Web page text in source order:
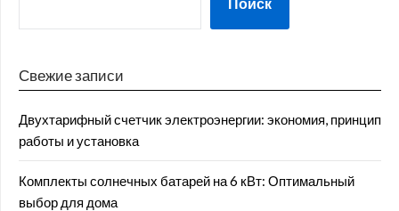
Свежие записи
Двухтарифный счетчик электроэнергии: экономия, принцип
работы и установка
Комплекты солнечных батарей на 6 кВт: Оптимальный
выбор для дома